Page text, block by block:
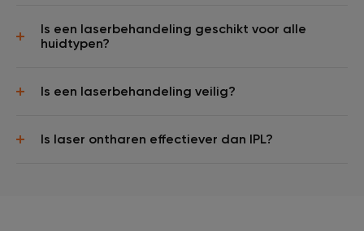
Is een laserbehandeling geschikt voor alle
huidtypen?
Is een laserbehandeling veilig?
Is laser ontharen effectiever dan IPL?